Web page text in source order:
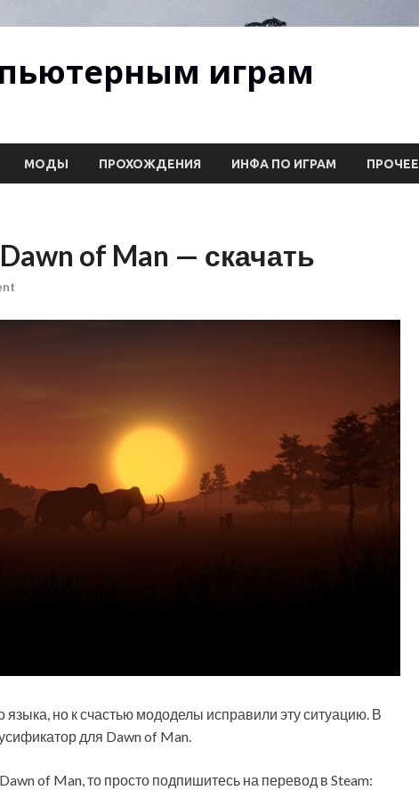
играм
МОДЫ ПРОХОЖДЕНИЯ ИНФА ПО ИГРАМ ПРОЧЕЕ
of Man — скачать
языка, но к счастью мододелы исправили эту ситуацию. В
для Dawn of Man.
of Man, то просто подпишитесь на перевод в Steam: